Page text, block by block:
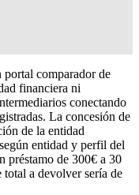
portal comparador de
financiera ni
conectando
La concesión de
de la entidad
entidad y perfil del
préstamo de 300€ a 30
total a devolver sería de